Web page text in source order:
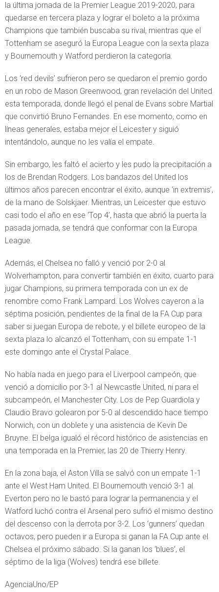
la última jornada de la Premier League 2019-2020, para
quedarse en tercera plaza y lograr el boleto a la próxima
Champions que también buscaba su rival, mientras que el
Tottenham se aseguró la Europa League con la sexta plaza
y Bournemouth y Watford perdieron la categoría.
Los ‘red devils’ sufrieron pero se quedaron el premio gordo
en un robo de Mason Greenwood, gran revelación del United
esta temporada, donde llegó el penal de Evans sobre Martial
que convirtió Bruno Fernandes. En ese momento, como en
líneas generales, estaba mejor el Leicester y siguió
intentándolo, aunque no les valía el empate.
Sin embargo, les faltó el acierto y les pudo la precipitación a
los de Brendan Rodgers. Los bandazos del United los
últimos años parecen encontrar el éxito, aunque ‘in extremis’,
de la mano de Solskjaer. Mientras, un Leicester que estuvo
casi todo el año en ese ‘Top 4’, hasta que abrió la puerta la
pasada jornada, se tendrá que conformar con la Europa
League.
Además, el Chelsea no falló y venció por 2-0 al
Wolverhampton, para convertir también en éxito, cuarto para
jugar Champions, su primera temporada con un ex de
renombre como Frank Lampard. Los Wolves cayeron a la
séptima posición, pendientes de la final de la FA Cup para
saber si juegan Europa de rebote, y el billete europeo de la
sexta plaza lo alcanzó el Tottenham, con su empate 1-1
este domingo ante el Crystal Palace.
No había nada en juego para el Liverpool campeón, que
venció a domicilio por 3-1 al Newcastle United, ni para el
subcampeón, el Manchester City. Los de Pep Guardiola y
Claudio Bravo golearon por 5-0 al descendido hace tiempo
Norwich, con un doblete y una asistencia de Kevin De
Bruyne. El belga igualó el récord histórico de asistencias en
una temporada en la Premier, las 20 de Thierry Henry.
En la zona baja, el Aston Villa se salvó con un empate 1-1
ante el West Ham United. El Bournemouth venció 3-1 al
Everton pero no le bastó para lograr la permanencia y el
Watford luchó contra el Arsenal pero sufrió el mismo destino
del descenso con la derrota por 3-2. Los ‘gunners’ quedan
octavos, pero pueden ir a Europa si ganan la FA Cup ante el
Chelsea el próximo sábado. Si la ganan los ‘blues’, el
séptimo de la liga (Wolves) tendrá ese billete.
AgenciaUno/EP